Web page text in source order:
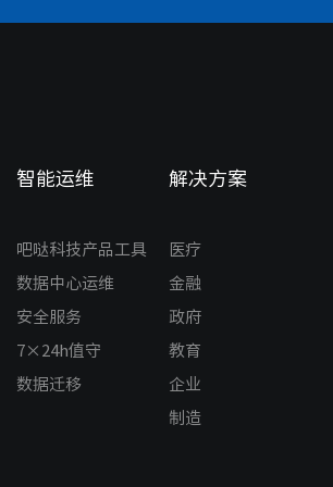
智能运维
吧哒科技产品工具
数据中心运维
安全服务
7×24h值守
数据迁移
解决方案
医疗
金融
政府
教育
企业
制造